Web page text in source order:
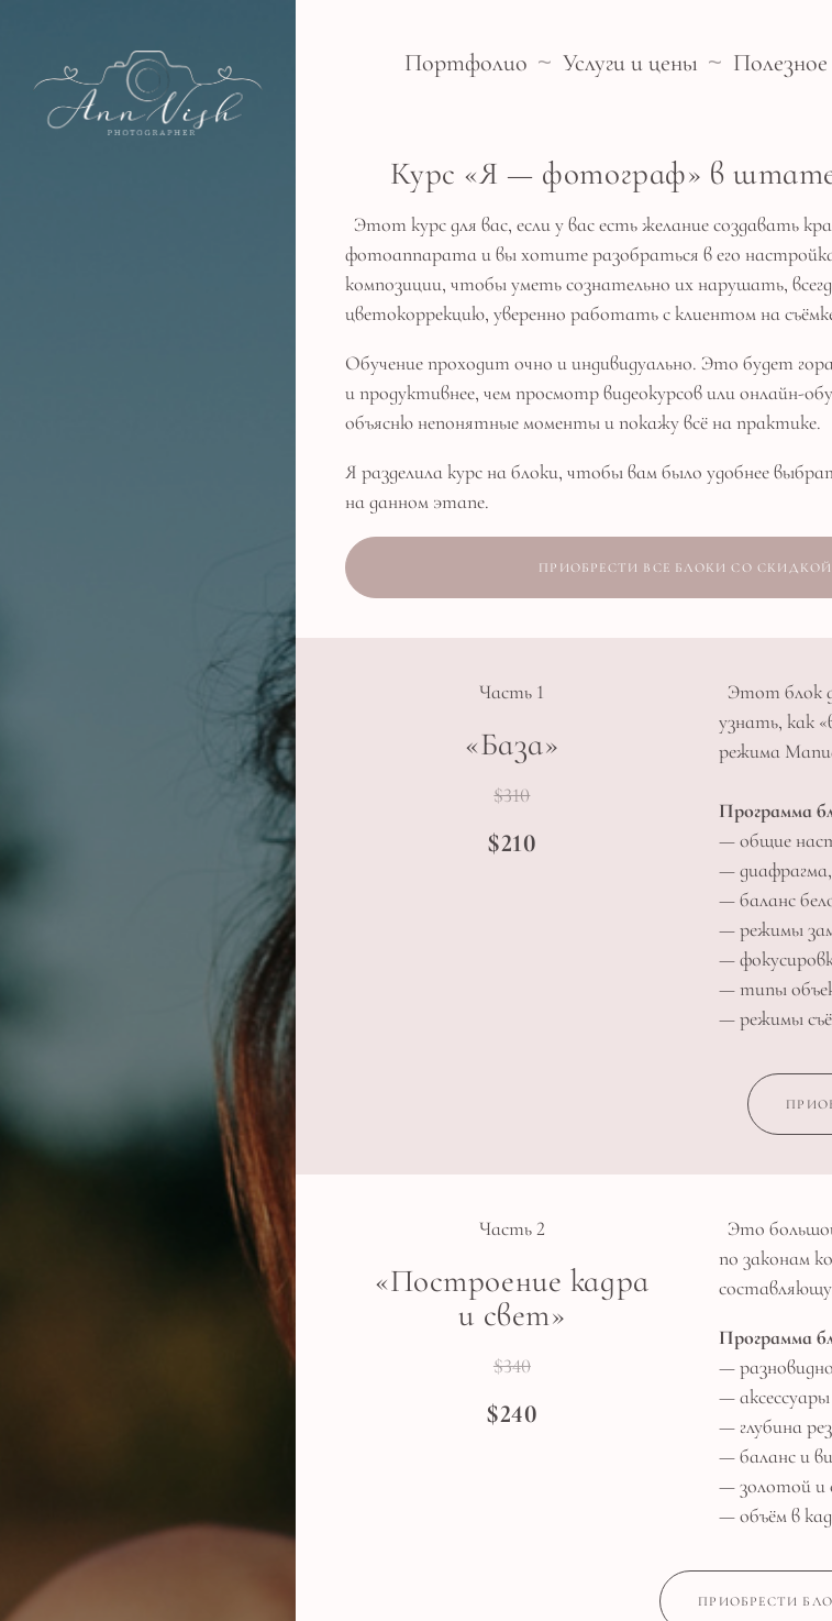
Портфолио Услуги и цены Полезное
Курс «Я — фотограф» в
Этот курс для вас, если у вас есть желание создавать
фотоаппарата и вы хотите разобраться в его
композиции, чтобы уметь сознательно их нарушать,
цветокоррекцию, уверенно работать с клиентом на
Обучение проходит очно и индивидуально. Это будет
и продуктивнее, чем просмотр видеокурсов или онлайн-
объясню непонятные моменты и покажу всё на практике.
Я разделила курс на блоки, чтобы вам было удобнее
на данном этапе.
ПРИОБРЕСТИ ВСЕ БЛОКИ СО СКИДКОЙ
Часть 1
«База»
$310
$210
Этот блок
узнать, как
режима
Программа
— общие
—
— баланс
— режимы
—
— типы
— режимы
Часть 2
«Построение кадра
и свет»
$340
$240
Это
по законам
Программа
—
—
— глубина
— баланс и
— золотой и
— объём в
ПРИОБРЕСТИ